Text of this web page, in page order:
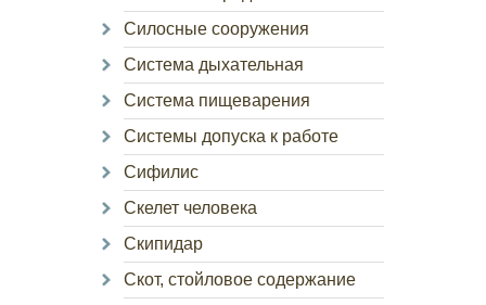
Силосные сооружения
Система дыхательная
Система пищеварения
Системы допуска к работе
Сифилис
Скелет человека
Скипидар
Скот, стойловое содержание